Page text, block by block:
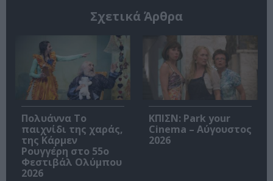
Σχετικά Άρθρα
Πολυάννα Το
παιχνίδι της χαράς,
της Κάρμεν
Ρουγγέρη στο 55ο
Φεστιβάλ Ολύμπου
2026
ΚΠΙΣΝ: Park your
Cinema – Αύγουστος
2026